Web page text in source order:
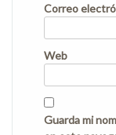
Correo
Web
Guarda mi